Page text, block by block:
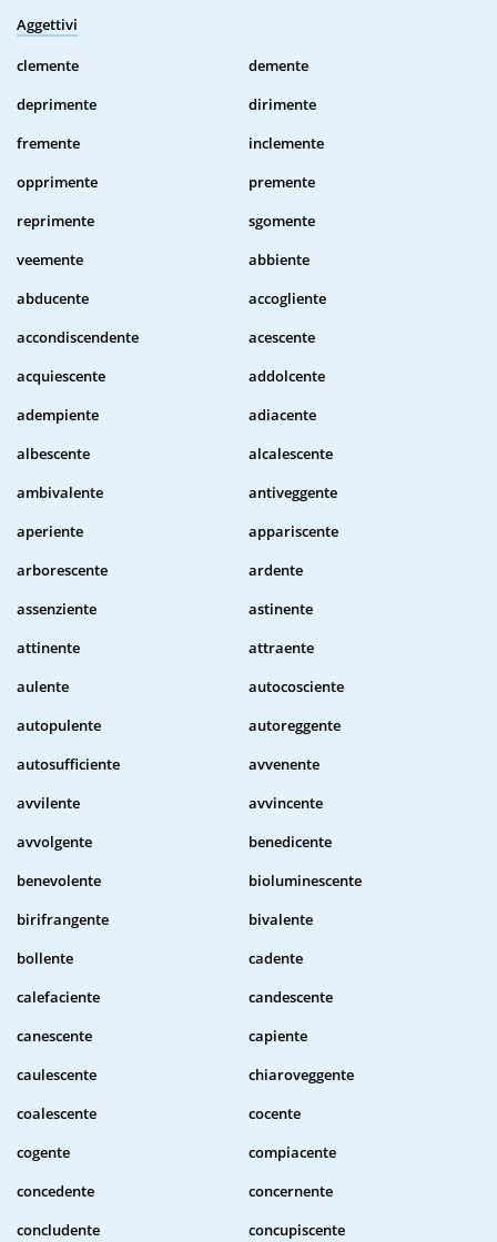
Aggettivi
clemente
demente
deprimente
dirimente
fremente
inclemente
opprimente
premente
reprimente
sgomente
veemente
abbiente
abducente
accogliente
accondiscendente
acescente
acquiescente
addolcente
adempiente
adiacente
albescente
alcalescente
ambivalente
antiveggente
aperiente
appariscente
arborescente
ardente
assenziente
astinente
attinente
attraente
aulente
autocosciente
autopulente
autoreggente
autosufficiente
avvenente
avvilente
avvincente
avvolgente
benedicente
benevolente
bioluminescente
birifrangente
bivalente
bollente
cadente
calefaciente
candescente
canescente
capiente
caulescente
chiaroveggente
coalescente
cocente
cogente
compiacente
concedente
concernente
concludente
concupiscente